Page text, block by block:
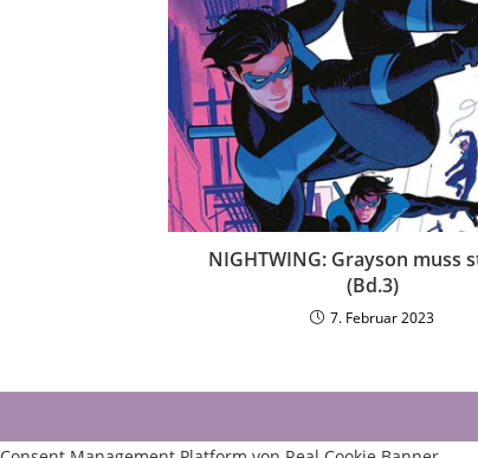
NIGHTWING: Grayson muss
(Bd.3)
7. Februar 2023